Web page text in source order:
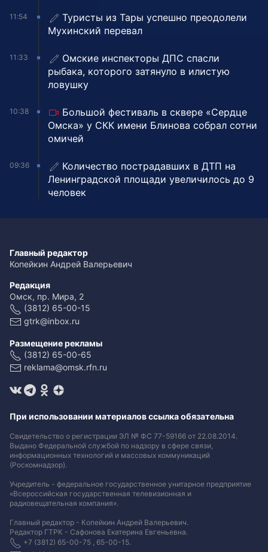
11:54
Туристы из Тары успешно преодолели
Мухинский перевал
11:33
Омские инспекторы ДПС спасли
рыбака, которого затянуло в илистую
ловушку
10:38
Большой фестиваль в сквере «Сердце
Омска» у СКК имени Блинова собрал сотни
омичей
09:36
Количество пострадавших в ДТП на
Ленинградской площади увеличилось до 9
человек
Главный редактор
Копейкин Андрей Валерьевич
Редакция
Омск, пр. Мира, 2
(3812) 65-00-15
gtrk@inbox.ru
Размещение рекламы
(3812) 65-00-65
reklama@omsk.rfn.ru
При использовании материалов ссылка обязательна
Свидетельство о регистрации ЭЛ № ФС 77-59166 от 22.08.2014.
Выдано Федеральной службой по надзору в сфере связи,
информационных технологий и массовых коммуникаций
(Роскомнадзор).
Учредитель - федеральное государственное унитарное предприятие
«Всероссийская государственная телевизионная и
радиовещательная компания».
Главный редактор - Копейкин Андрей Валерьевич.
Редактор ГТРК - Сафонова Екатерина Евгеньевна.
+7 (3812) 65-00-75 , 65-00-15.